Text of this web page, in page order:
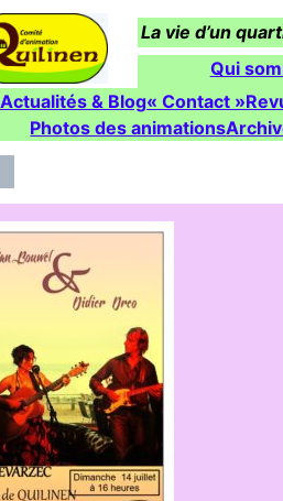
La vie d’un
Qui
Actualités & Blog« Contact »
Photos des animations